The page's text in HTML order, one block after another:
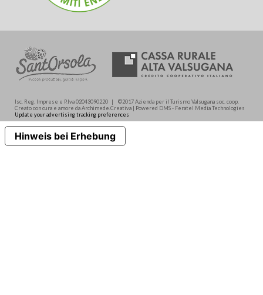
Isc. Reg. Imprese e P.Iva 02043090220 | ©2017 Azienda per il Turismo Valsugana soc. coop.
Creato con cura e amore da Archimede.Creativa | Powered DMS - Feratel Media Technologies
Update your advertising tracking preferences
Hinweis bei Erhebung